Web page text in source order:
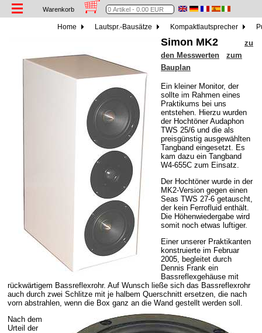
Warenkorb
Home Lautspr.-Bausätze Kompaktlautsprecher
Simon MK2
zu
den Messwerten
zum
Bauplan
Ein kleiner Monitor, der
sollte im Rahmen eines
Praktikums bei uns
entstehen. Hierzu wurden
der Hochtöner Audaphon
TWS 25/6 und die als
preisgünstig ausgewählten
Tangband eingesetzt. Es
kam dazu ein Tangband
W4-655C zum Einsatz.
Der Hochtöner wurde in der
MK2-Version gegen einen
Seas TWS 27-6 getauscht,
der kein Ferrofluid enthält.
Die Höhenwiedergabe wird
somit noch etwas luftiger.
Einer unserer Praktikanten
konstruierte im Februar
2005, begleitet durch
Dennis Frank ein
Bassreflexgehäuse mit
rückwärtigem Bassreflexrohr. Auf Wunsch ließe sich das Bassreflexrohr
auch durch zwei Schlitze mit je halbem Querschnitt ersetzen, die nach
vorn abstrahlen, wenn die Box ganz an die Wand gestellt werden soll.
Nach dem
Urteil der